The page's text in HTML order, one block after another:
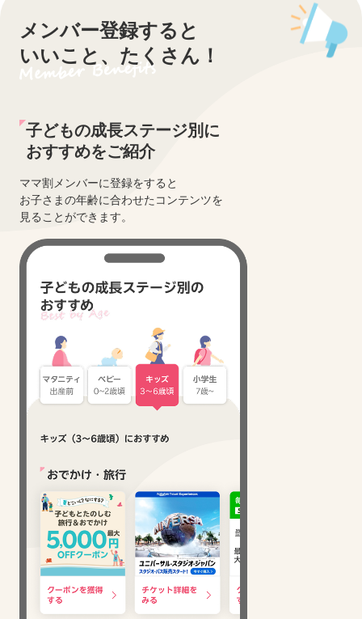
メンバー登録すると
いいこと、たくさん！
子どもの成長ステージ別に
おすすめをご紹介
ママ割メンバーに登録をすると
お子さまの年齢に合わせたコンテンツを
見ることができます。